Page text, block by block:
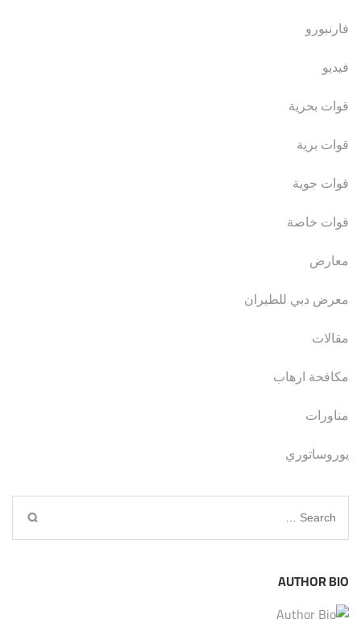
فارنبورو
فيديو
قوات بحرية
قوات برية
قوات جوية
قوات خاصة
معارض
معرض دبي للطيران
مقالات
مكافحة ارهاب
مناورات
يوروساتوري
Search
for:
AUTHOR BIO